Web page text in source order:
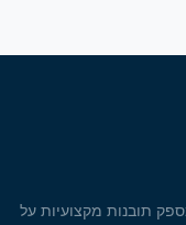
תובנות מקצועיות על